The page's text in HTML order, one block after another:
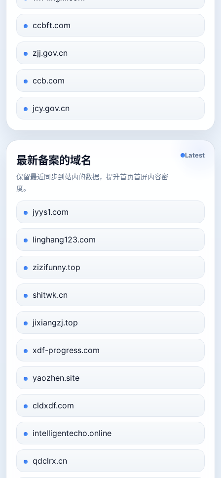
ccbft.com
zjj.gov.cn
ccb.com
jcy.gov.cn
最新备案的域名
保留最近同步到站内的数据，提升首页首屏内容密
度。
Latest
jyys1.com
linghang123.com
zizifunny.top
shitwk.cn
jixiangzj.top
xdf-progress.com
yaozhen.site
cldxdf.com
intelligentecho.online
qdclrx.cn